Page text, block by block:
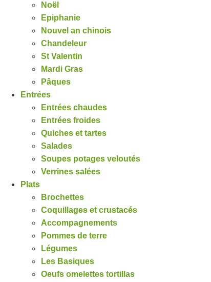
Noël
Epiphanie
Nouvel an chinois
Chandeleur
St Valentin
Mardi Gras
Pâques
Entrées
Entrées chaudes
Entrées froides
Quiches et tartes
Salades
Soupes potages veloutés
Verrines salées
Plats
Brochettes
Coquillages et crustacés
Accompagnements
Pommes de terre
Légumes
Les Basiques
Oeufs omelettes tortillas